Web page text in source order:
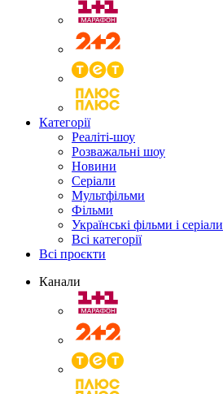
Категорії
Реаліті-шоу
Розважальні шоу
Новини
Серіали
Мультфільми
Фільми
Українські фільми і серіали
Всі категорії
Всі проєкти
Канали